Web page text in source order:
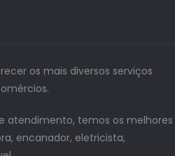
os mais diversos serviços
atendimento, temos os melhores
encanador, eletricista,